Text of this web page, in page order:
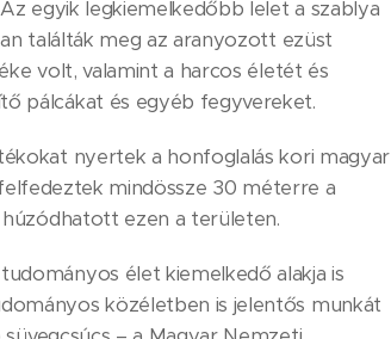
egyik legkiemelkedőbb lelet a szablya
találták meg az aranyozott ezüst
volt, valamint a harcos életét és
pálcákat és egyéb fegyvereket.
nyertek a honfoglalás kori magyar
mindössze 30 méterre a
ezen a területen.
élet kiemelkedő alakja is
közéletben is jelentős munkát